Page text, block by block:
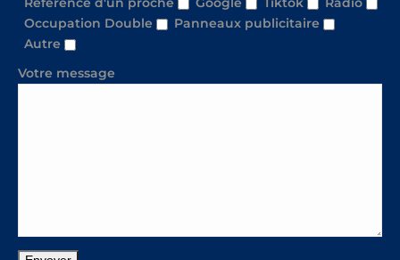
Occupation Double
Panneaux publicitaire
Autre
Votre message